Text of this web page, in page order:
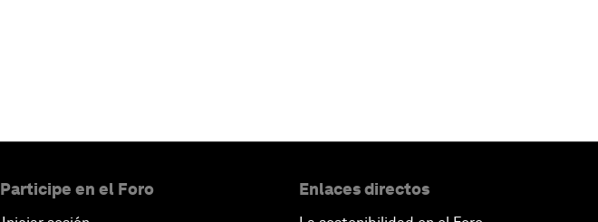
Participe en el Foro Enlaces directos